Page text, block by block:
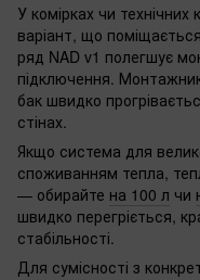
У комірках чи
варіант, що
ряд NAD v1 полегшує
підключення.
бак швидко
стінах.
Якщо система для
споживанням тепла,
— обирайте на 100 л чи
швидко перегріється,
стабільності.
Для сумісності з